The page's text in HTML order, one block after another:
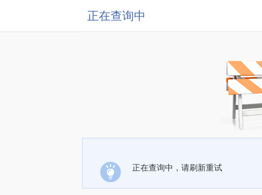
正在查询中
正在查询中，请刷新重试